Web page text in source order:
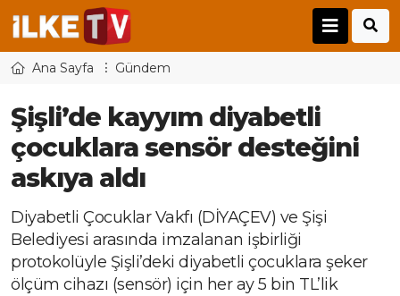
Ana Sayfa Gündem
Şişli’de kayyım diyabetli
çocuklara sensör desteğini
askıya aldı
Diyabetli Çocuklar Vakfı (DİYAÇEV) ve Şişi
Belediyesi arasında imzalanan işbirliği
protokolüyle Şişli’deki diyabetli çocuklara şeker
ölçüm cihazı (sensör) için her ay 5 bin TL’lik